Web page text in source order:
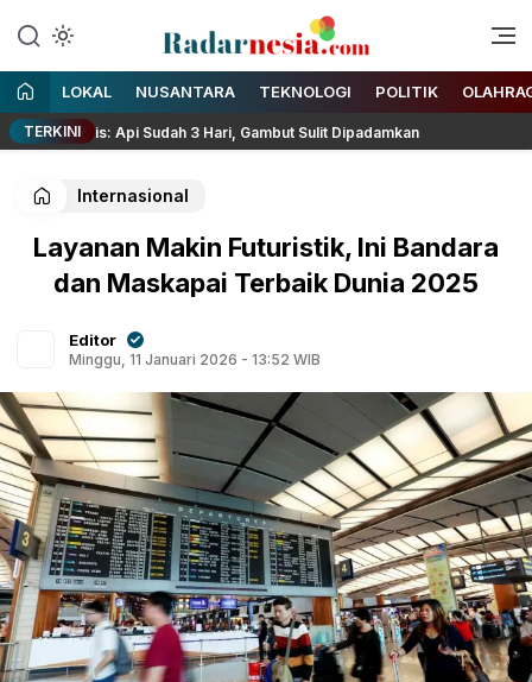
Radarnesia
Enak Dibaca
LOKAL NUSANTARA TEKNOLOGI POLITIK
TERKINI
Api Sudah 3 Hari, Gambut Sulit Dipadamkan
Internasional
Layanan Makin Futuristik, Ini Bandara
dan Maskapai Terbaik Dunia 2025
Editor
Minggu, 11 Januari 2026 - 13:52 WIB